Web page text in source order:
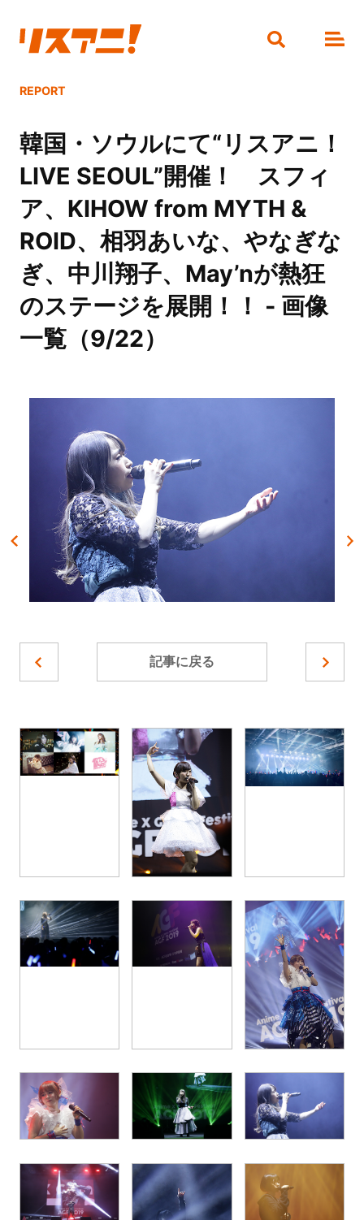
REPORT
韓国・ソウルにて“リスアニ！
LIVE SEOUL”開催！ スフィ
ア、KIHOW from MYTH &
ROID、相羽あいな、やなぎな
ぎ、中川翔子、May’nが熱狂
のステージを展開！！ - 画像
一覧（9/22）
記事に戻る